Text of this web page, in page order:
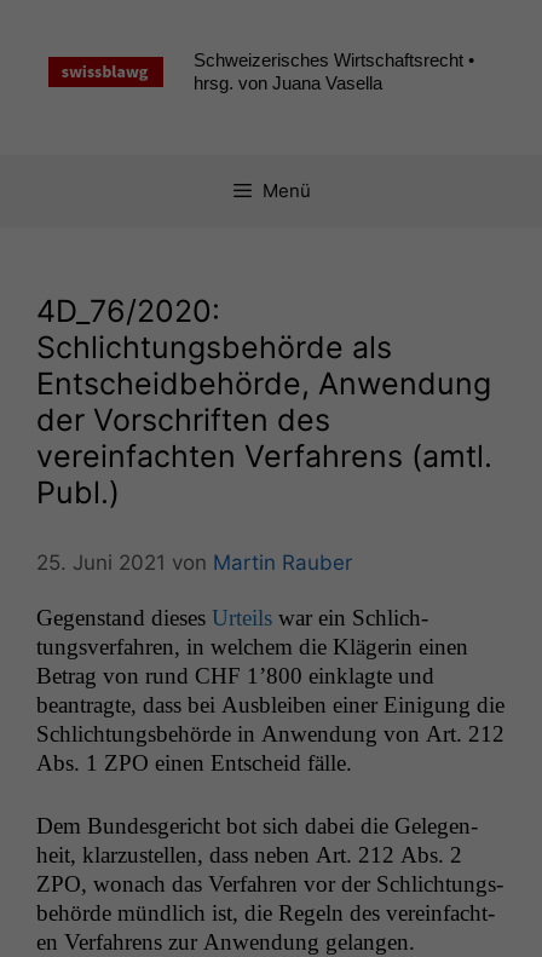
springen
Schweizerisches Wirtschaftsrecht •
hrsg. von Juana Vasella
Menü
4D_76/2020:
Schlichtungsbehörde als
Entscheidbehörde, Anwendung
der Vorschriften des
vereinfachten Verfahrens (amtl.
Publ.)
25. Juni 2021 von Martin Rauber
Gegen­stand dieses Urteils war ein Schlich­
tungsver­fahren, in welchem die Klägerin einen
Betrag von rund CHF 1’800 ein­klagte und
beantragte, dass bei Aus­bleiben ein­er Eini­gung die
Schlich­tungs­be­hörde in Anwen­dung von Art. 212
Abs. 1 ZPO einen Entscheid fälle.
Dem Bun­des­gericht bot sich dabei die Gele­gen­
heit, klarzustellen, dass neben Art. 212 Abs. 2
ZPO, wonach das Ver­fahren vor der Schlich­tungs­
be­hörde mündlich ist, die Regeln des vere­in­facht­
en Ver­fahrens zur Anwen­dung gelangen.